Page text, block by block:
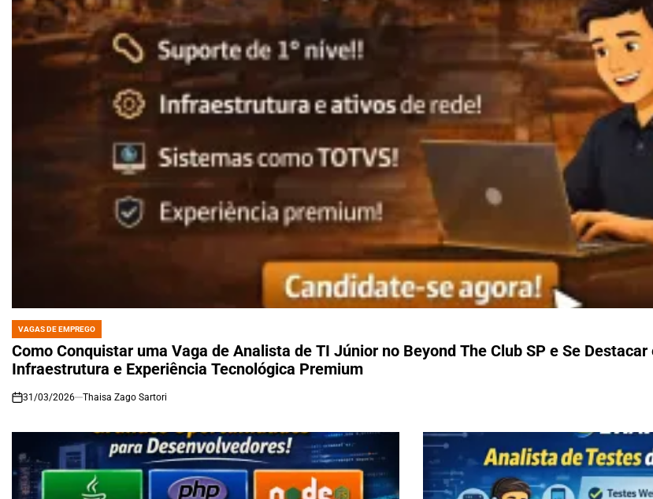
POSTED
IN
VAGAS DE EMPREGO
Como Conquistar uma Vaga de Analista de TI Júnior no Beyond The Club SP e Se Destacar
Infraestrutura e Experiência Tecnológica Premium
on
31/03/2026 Thaisa Zago Sartori